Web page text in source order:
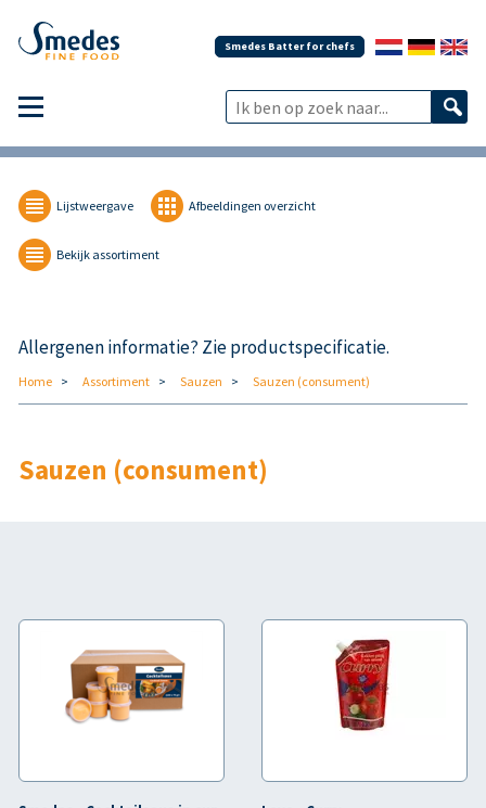
Smedes Batter for chefs
Lijstweergave Afbeeldingen overzicht
Bekijk assortiment
Allergenen informatie? Zie productspecificatie.
Home Assortiment Sauzen Sauzen (consument)
Sauzen (consument)